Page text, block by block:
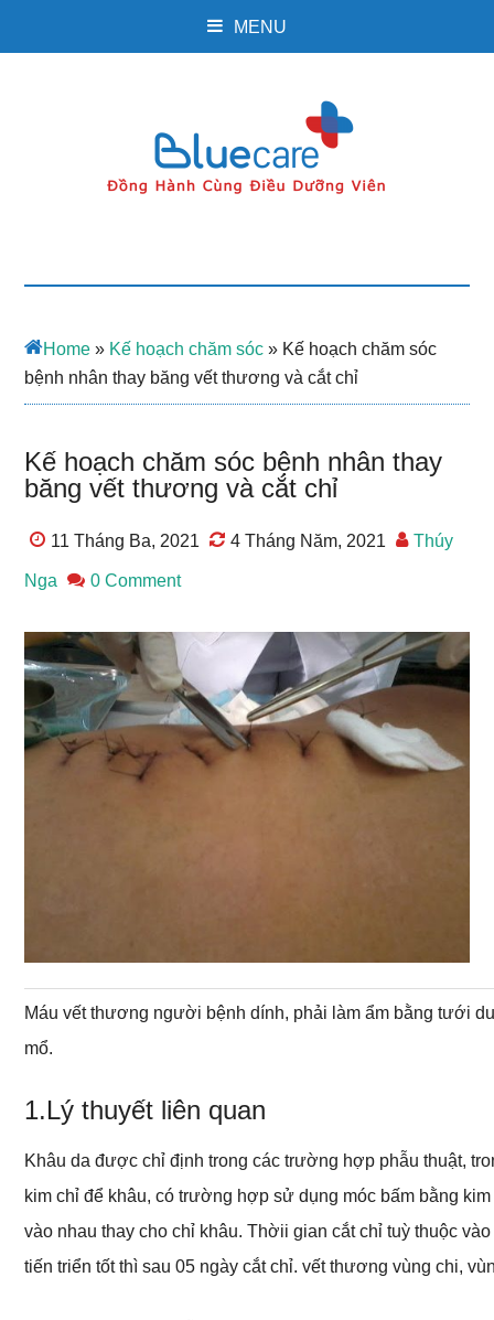
MENU
Home » Kế hoạch chăm sóc » Kế hoạch chăm sóc
bệnh nhân thay băng vết thương và cắt chỉ
Kế hoạch chăm sóc bệnh nhân thay
băng vết thương và cắt chỉ
11 Tháng Ba, 2021 4 Tháng Năm, 2021 Thúy
Nga 0 Comment
Máu vết thương người bệnh dính, phải làm ẩm bằng tưới
mổ.
1.Lý thuyết liên quan
Khâu da được chỉ định trong các trường hợp phẫu thuật,
kim chỉ để khâu, có trường hợp sử dụng móc bấm bằng
vào nhau thay cho chỉ khâu. Thờii gian cắt chỉ tuỳ thuộc
tiến triển tốt thì sau 05 ngày cắt chỉ. vết thương vùng chi,